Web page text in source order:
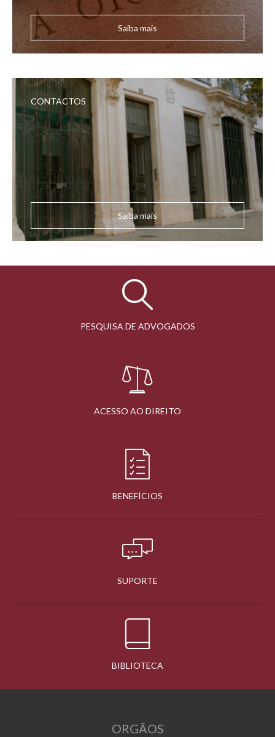
Saiba mais
CONTACTOS
Saiba mais
PESQUISA DE ADVOGADOS
ACESSO AO DIREITO
BENEFÍCIOS
SUPORTE
BIBLIOTECA
ORGÃOS